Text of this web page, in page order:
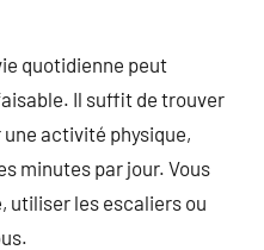
quotidienne peut
Il suffit de trouver
activité physique,
minutes par jour. Vous
utiliser les escaliers ou